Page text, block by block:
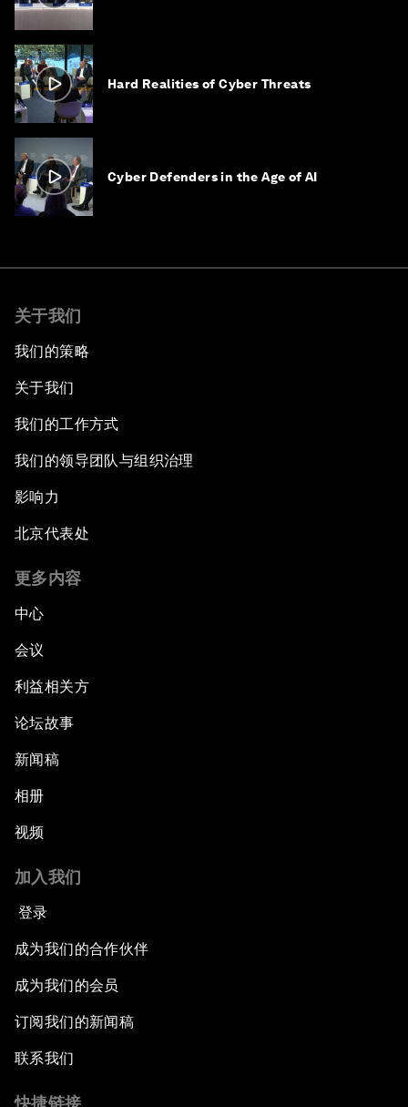
Hard Realities of Cyber Threats
Cyber Defenders in the Age of AI
关于我们
我们的策略
关于我们
我们的工作方式
我们的领导团队与组织治理
影响力
北京代表处
更多内容
中心
会议
利益相关方
论坛故事
新闻稿
相册
视频
加入我们
登录
成为我们的合作伙伴
成为我们的会员
订阅我们的新闻稿
联系我们